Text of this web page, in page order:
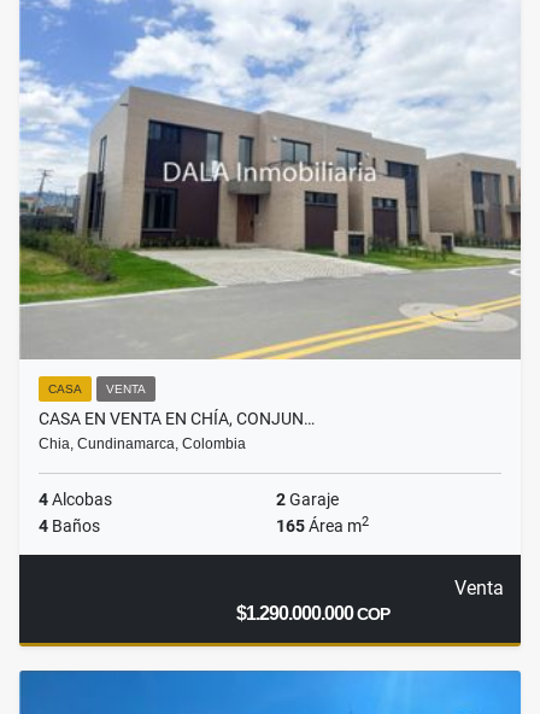
CASA VENTA
CASA EN VENTA EN CHÍA, CONJUN…
Chia, Cundinamarca, Colombia
4Alcobas 2Garaje
4 Baños 165Área m2
Venta
$1.290.000.000COP